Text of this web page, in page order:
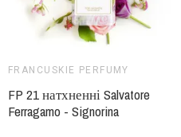
FRANCUSKIE PERFUMY
FP 21 натхненні Salvatore
Ferragamo - Signorina